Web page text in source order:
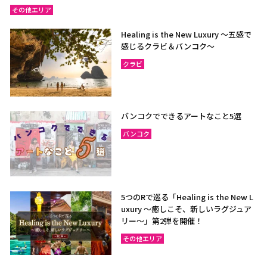
その他エリア
Healing is the New Luxury ～五感で
感じるクラビ＆バンコク～
クラビ
バンコクでできるアートなこと5選
バンコク
5つのRで巡る「Healing is the New L
uxury ～癒しこそ、新しいラグジュア
リー〜」第2弾を開催！
その他エリア